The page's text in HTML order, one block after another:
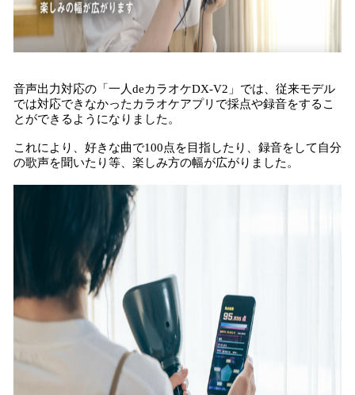
音声出力対応の「一人deカラオケDX-V2」では、従来モデル
では対応できなかったカラオケアプリで採点や録音をするこ
とができるようになりました。
これにより、好きな曲で100点を目指したり、録音をして自分
の歌声を聞いたり等、楽しみ方の幅が広がりました。